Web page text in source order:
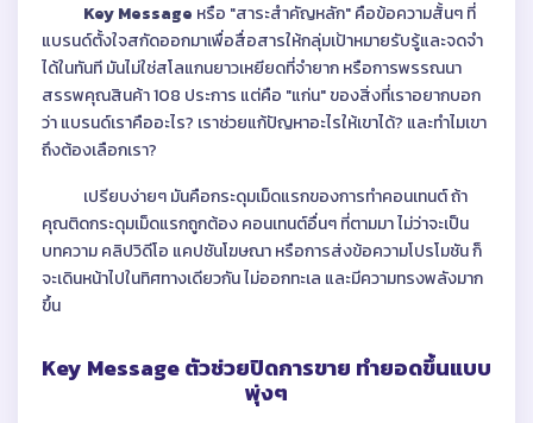
Key Message หรือ "สาระสำคัญหลัก" คือข้อความสั้นๆ ที่
แบรนด์ตั้งใจสกัดออกมาเพื่อสื่อสารให้กลุ่มเป้าหมายรับรู้และจดจำ
ได้ในทันที มันไม่ใช่สโลแกนยาวเหยียดที่จำยาก หรือการพรรณนา
สรรพคุณสินค้า 108 ประการ แต่คือ "แก่น" ของสิ่งที่เราอยากบอก
ว่า แบรนด์เราคืออะไร? เราช่วยแก้ปัญหาอะไรให้เขาได้? และทำไมเขา
ถึงต้องเลือกเรา?
เปรียบง่ายๆ มันคือกระดุมเม็ดแรกของการทำคอนเทนต์ ถ้า
คุณติดกระดุมเม็ดแรกถูกต้อง คอนเทนต์อื่นๆ ที่ตามมา ไม่ว่าจะเป็น
บทความ คลิปวิดีโอ แคปชันโฆษณา หรือการส่งข้อความโปรโมชัน ก็
จะเดินหน้าไปในทิศทางเดียวกัน ไม่ออกทะเล และมีความทรงพลังมาก
ขึ้น
Key Message ตัวช่วยปิดการขาย ทำยอดขึ้นแบบ
พุ่งๆ